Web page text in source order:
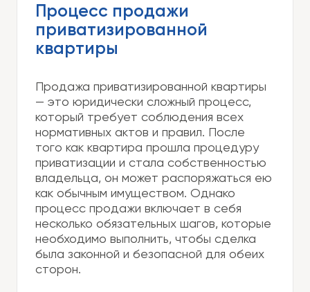
Процесс продажи
приватизированной
квартиры
Продажа приватизированной квартиры
— это юридически сложный процесс,
который требует соблюдения всех
нормативных актов и правил. После
того как квартира прошла процедуру
приватизации и стала собственностью
владельца, он может распоряжаться ею
как обычным имуществом. Однако
процесс продажи включает в себя
несколько обязательных шагов, которые
необходимо выполнить, чтобы сделка
была законной и безопасной для обеих
сторон.